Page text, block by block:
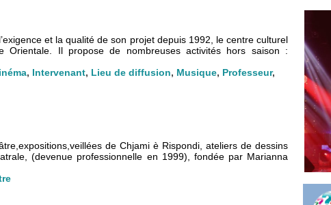
et la qualité de son projet depuis 1992, le centre culturel
Il propose de nombreuses activités hors saison :
, Intervenant, Lieu de diffusion, Musique, Professeur,
de Chjami è Rispondi, ateliers de dessins
(devenue professionnelle en 1999), fondée par Marianna